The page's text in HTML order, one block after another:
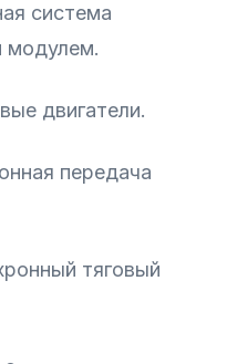
система
модулем.
двигатели.
передача
тяговый